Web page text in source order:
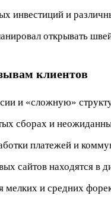
инвестиций и
открывать
клиентов
и «сложную»
сборах и
платежей и
сайтов находятся в
и средних